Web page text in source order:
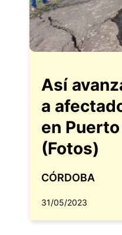
Así
a
en
(Fotos)
CÓRDOBA
31/05/2023